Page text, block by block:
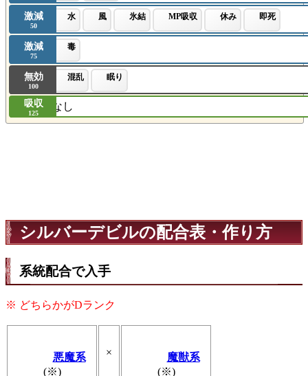
激減
50
水 風 氷結 MP吸収 休み 即死
激減
75
毒
無効
100
混乱 眠り
吸収
125
なし
シルバーデビルの配合表・作り方
系統配合で入手
※ どちらかがDランク
悪魔系
(※)
×
魔獣系
(※)